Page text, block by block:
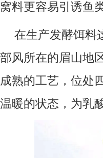
窝料更容易引诱鱼类
在生产发酵饵料
部风所在的眉山地
成熟的工艺，位处
温暖的状态，为乳